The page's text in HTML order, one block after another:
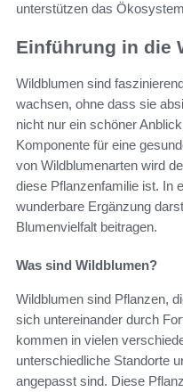
unterstützen das
Einführung in die
Wildblumen sind
wachsen, ohne dass sie
nicht nur ein schöner
Komponente für eine
von Wildblumenarten wird
diese Pflanzenfamilie ist. In
wunderbare Ergänzung
Blumenvielfalt beitragen.
Was sind Wildblumen?
Wildblumen sind Pflanzen,
sich untereinander durch
kommen in vielen
unterschiedliche Standorte
angepasst sind. Diese